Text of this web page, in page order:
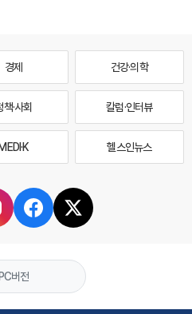
경제 건강·의학
책·사회 칼럼·인터뷰
MEDI·K 헬스인뉴스
PC버전